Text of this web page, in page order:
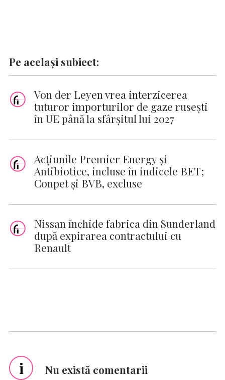
Pe același subiect:
Von der Leyen vrea interzicerea
tuturor importurilor de gaze rusești
în UE până la sfârșitul lui 2027
Acțiunile Premier Energy și
Antibiotice, incluse în indicele BET;
Conpet și BVB, excluse
Nissan închide fabrica din Sunderland
după expirarea contractului cu
Renault
i Nu există comentarii